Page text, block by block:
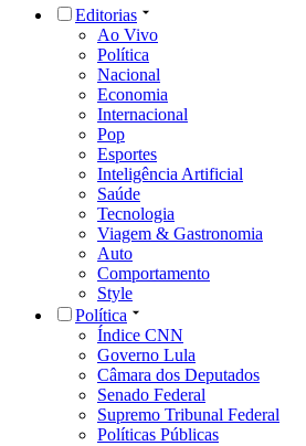
Editorias
Ao Vivo
Política
Nacional
Economia
Internacional
Pop
Esportes
Inteligência Artificial
Saúde
Tecnologia
Viagem & Gastronomia
Auto
Comportamento
Style
Política
Índice CNN
Governo Lula
Câmara dos Deputados
Senado Federal
Supremo Tribunal Federal
Políticas Públicas